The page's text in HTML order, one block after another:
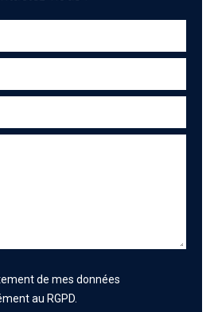
de mes données
au RGPD.